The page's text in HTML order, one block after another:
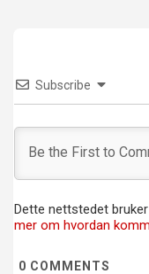
Subscribe
Dette nettstedet
mer om hvordan
0 COMMENTS